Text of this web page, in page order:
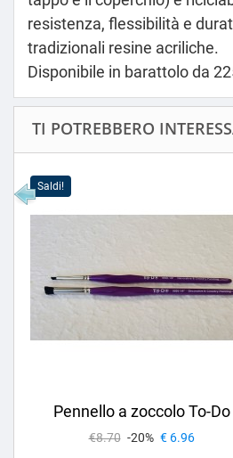
resistenza, flessibilità e
tradizionali resine acriliche.
Disponibile in barattolo da
TI POTREBBERO
Pennello a zoccolo To-Do
€8.70 -20% € 6.96
Saldi!